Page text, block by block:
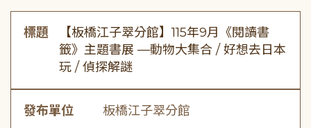
標題
【板橋江子翠分館】115年9月《閱讀書
籤》主題書展 —動物大集合 / 好想去日本
玩 / 偵探解謎
發布單位 板橋江子翠分館